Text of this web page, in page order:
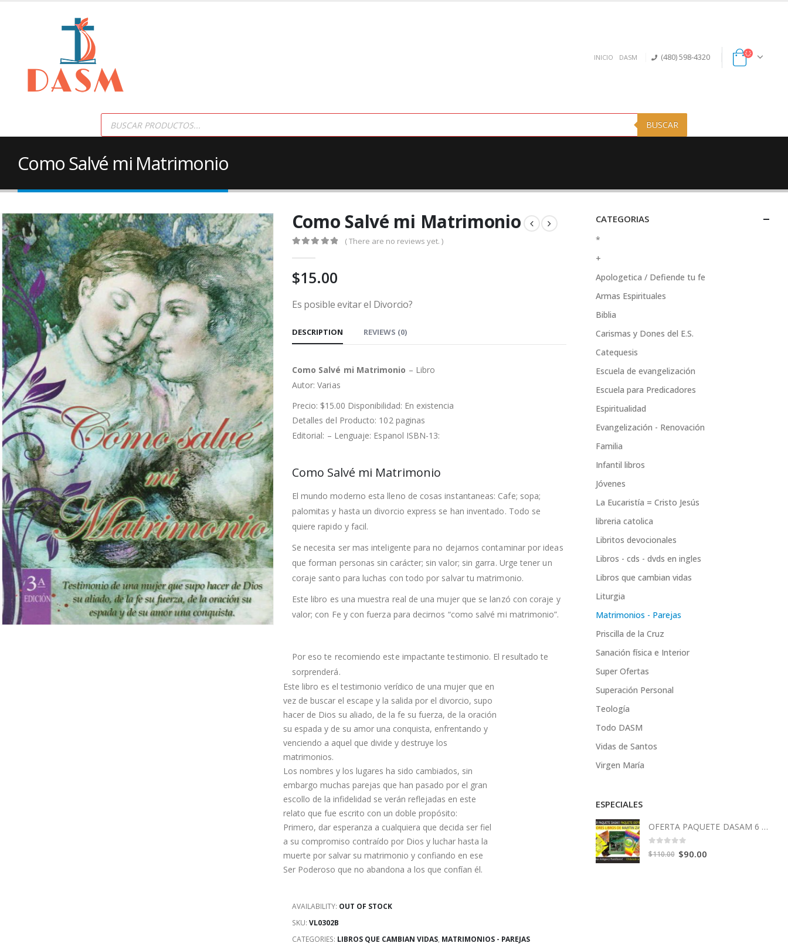
INICIO DASM (480) 598-4320
Products
search BUSCAR
Como Salvé mi Matrimonio
Como Salvé mi Matrimonio
( There are no reviews yet. )
$15.00
Es posible evitar el Divorcio?
DESCRIPTION REVIEWS (0)
Como Salvé mi Matrimonio – Libro
Autor: Varias
Precio: $15.00 Disponibilidad: En existencia
Detalles del Producto: 102 paginas
Editorial: – Lenguaje: Espanol ISBN-13:
Como Salvé mi Matrimonio
El mundo moderno esta lleno de cosas instantaneas: Cafe; sopa;
palomitas y hasta un divorcio express se han inventado. Todo se
quiere rapido y facil.
Se necesita ser mas inteligente para no dejarnos contaminar por ideas
que forman personas sin carácter; sin valor; sin garra. Urge tener un
coraje santo para luchas con todo por salvar tu matrimonio.
Este libro es una muestra real de una mujer que se lanzó con coraje y
valor; con Fe y con fuerza para decirnos “como salvé mi matrimonio”.
Por eso te recomiendo este impactante testimonio. El resultado te
sorprenderá.
Este libro es el testimonio verídico de una mujer que en
vez de buscar el escape y la salida por el divorcio, supo
hacer de Dios su aliado, de la fe su fuerza, de la oración
su espada y de su amor una conquista, enfrentando y
venciendo a aquel que divide y destruye los
matrimonios.
Los nombres y los lugares ha sido cambiados, sin
embargo muchas parejas que han pasado por el gran
escollo de la infidelidad se verán reflejadas en este
relato que fue escrito con un doble propósito:
Primero, dar esperanza a cualquiera que decida ser fiel
a su compromiso contraído por Dios y luchar hasta la
muerte por salvar su matrimonio y confiando en ese
Ser Poderoso que no abandona a los que confían él.
AVAILABILITY: OUT OF STOCK
SKU: VL0302B
CATEGORIES: LIBROS QUE CAMBIAN VIDAS, MATRIMONIOS - PAREJAS
CATEGORIAS
*
+
Apologetica / Defiende tu fe
Armas Espirituales
Biblia
Carismas y Dones del E.S.
Catequesis
Escuela de evangelización
Escuela para Predicadores
Espiritualidad
Evangelización - Renovación
Familia
Infantil libros
Jóvenes
La Eucaristía = Cristo Jesús
libreria catolica
Libritos devocionales
Libros - cds - dvds en ingles
Libros que cambian vidas
Liturgia
Matrimonios - Parejas
Priscilla de la Cruz
Sanación física e Interior
Super Ofertas
Superación Personal
Teología
Todo DASM
Vidas de Santos
Virgen María
ESPECIALES
OFERTA PAQUETE DASAM 6 Libros
0 out of 5
$110.00 Original
$90.00Current